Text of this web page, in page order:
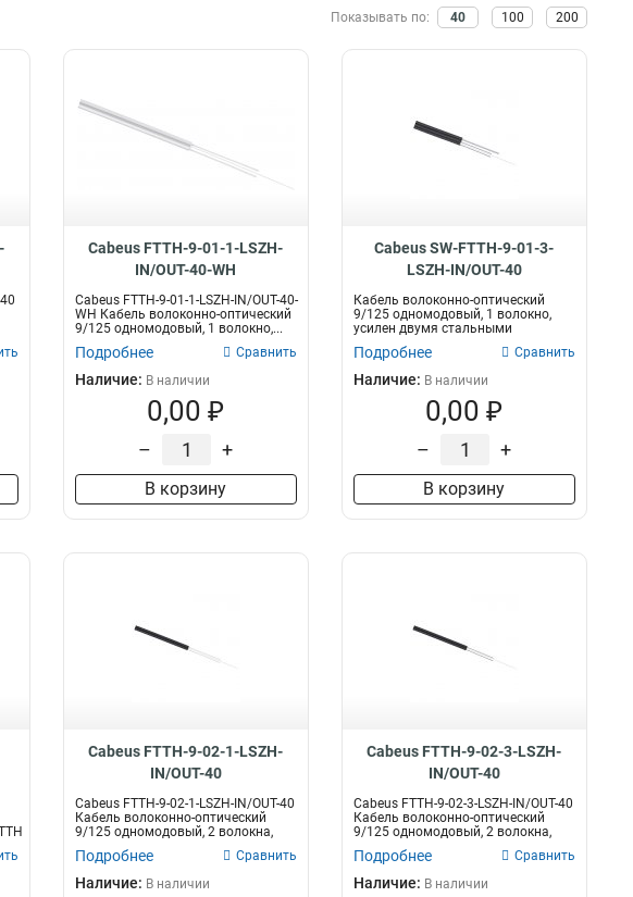
600мм 1
500м
270мм 5
1000мм 18
Заземление Кол-во подключений
Показывать по: 40 100 200
Cabeus FTTH-9-01-1-LSZH-
IN/OUT-40-WH
Cabeus FTTH-9-01-1-LSZH-IN/OUT-40-
WH Кабель волоконно-оптический
9/125 одномодовый, 1 волокно,...
Подробнее Сравнить
Наличие: В наличии
0,00 ₽
– +
В корзину
Cabeus SW-FTTH-9-01-3-
LSZH-IN/OUT-40
Кабель волоконно-оптический
9/125 одномодовый, 1 волокно,
усилен двумя стальными
проволоками, F...
Подробнее Сравнить
Наличие: В наличии
0,00 ₽
– +
В корзину
Cabeus FTTH-9-02-1-LSZH-
IN/OUT-40
Cabeus FTTH-9-02-1-LSZH-IN/OUT-40
Кабель волоконно-оптический
9/125 одномодовый, 2 волокна,
Подробнее Сравнить
Наличие: В наличии
Cabeus FTTH-9-02-3-LSZH-
IN/OUT-40
Cabeus FTTH-9-02-3-LSZH-IN/OUT-40
Кабель волоконно-оптический
9/125 одномодовый, 2 волокна,
Подробнее Сравнить
Наличие: В наличии